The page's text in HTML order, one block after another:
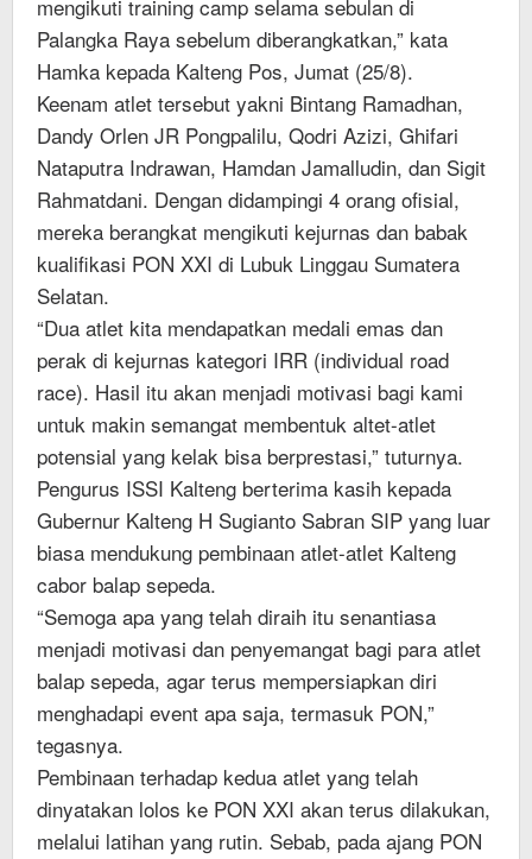
mengikuti training camp selama sebulan di
Palangka Raya sebelum diberangkatkan,” kata
Hamka kepada Kalteng Pos, Jumat (25/8).
Keenam atlet tersebut yakni Bintang Ramadhan,
Dandy Orlen JR Pongpalilu, Qodri Azizi, Ghifari
Nataputra Indrawan, Hamdan Jamalludin, dan Sigit
Rahmatdani. Dengan didampingi 4 orang ofisial,
mereka berangkat mengikuti kejurnas dan babak
kualifikasi PON XXI di Lubuk Linggau Sumatera
Selatan.
“Dua atlet kita mendapatkan medali emas dan
perak di kejurnas kategori IRR (individual road
race). Hasil itu akan menjadi motivasi bagi kami
untuk makin semangat membentuk altet-atlet
potensial yang kelak bisa berprestasi,” tuturnya.
Pengurus ISSI Kalteng berterima kasih kepada
Gubernur Kalteng H Sugianto Sabran SIP yang luar
biasa mendukung pembinaan atlet-atlet Kalteng
cabor balap sepeda.
“Semoga apa yang telah diraih itu senantiasa
menjadi motivasi dan penyemangat bagi para atlet
balap sepeda, agar terus mempersiapkan diri
menghadapi event apa saja, termasuk PON,”
tegasnya.
Pembinaan terhadap kedua atlet yang telah
dinyatakan lolos ke PON XXI akan terus dilakukan,
melalui latihan yang rutin. Sebab, pada ajang PON